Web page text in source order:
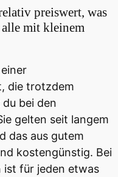
preiswert, was
mit kleinem
die trotzdem
bei den
gelten seit langem
das aus gutem
kostengünstig. Bei
ist für jeden etwas